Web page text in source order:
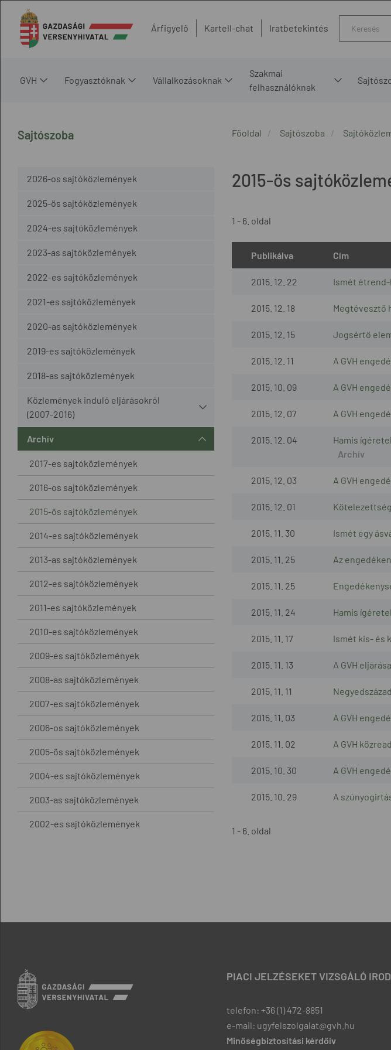
Árfigyelő Kartell-chat Iratbetekintés
GVH Fogyasztóknak Vállalkozásoknak
Szakmai
felhasználóknak
Sajtószoba
2026-os sajtóközlemények
2025-ös sajtóközlemények
2024-es sajtóközlemények
2023-as sajtóközlemények
2022-es sajtóközlemények
2021-es sajtóközlemények
2020-as sajtóközlemények
2019-es sajtóközlemények
2018-as sajtóközlemények
Közlemények induló eljárásokról
(2007-2016)
Archív
2017-es sajtóközlemények
2016-os sajtóközlemények
2015-ös sajtóközlemények
2014-es sajtóközlemények
2013-as sajtóközlemények
2012-es sajtóközlemények
2011-es sajtóközlemények
2010-es sajtóközlemények
2009-es sajtóközlemények
2008-as sajtóközlemények
2007-es sajtóközlemények
2006-os sajtóközlemények
2005-ös sajtóközlemények
2004-es sajtóközlemények
2003-as sajtóközlemények
2002-es sajtóközlemények
Főoldal Sajtószoba
2015-ös
1 - 6. oldal
Publikálva Cím
2015. 12. 22 Ismét
2015. 12. 18 Megtévesztő
2015. 12. 15 Jogsértő
2015. 12. 11 A GVH
2015. 10. 09 A GVH
2015. 12. 07 A GVH
2015. 12. 04 Hamis
2015. 12. 03 A GVH
2015. 12. 01
2015. 11. 30 Ismét egy
2015. 11. 25 Az
2015. 11. 25
2015. 11. 24 Hamis
2015. 11. 17 Ismét kis- és
2015. 11. 13 A GVH
2015. 11. 11
2015. 11. 03 A GVH
2015. 11. 02 A GVH
2015. 10. 30 A GVH
2015. 10. 29 A
1 - 6. oldal
PIACI JELZÉSEKET VIZSGÁLÓ
telefon: +36 (1) 472-8851
e-mail: ugyfelszolgalat@gvh.hu
Minőségbiztosítási kérdőív